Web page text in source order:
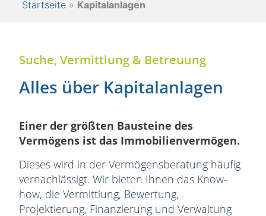
Startseite» Kapitalanlagen
Suche, Vermittlung & Betreuung​
Alles über Kapitalanlagen
Einer der größten Bausteine des
Vermögens ist das Immobilienvermögen.
Dieses wird in der Vermögensberatung häufig
vernachlässigt. Wir bieten Ihnen das Know-
how, die Vermittlung, Bewertung,
Projektierung, Finanzierung und Verwaltung